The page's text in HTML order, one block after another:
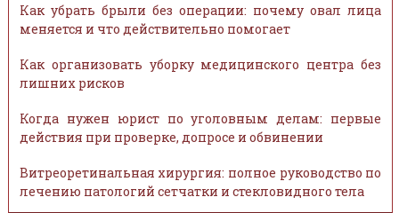
Как убрать брыли без операции: почему овал лица
меняется и что действительно помогает
Как организовать уборку медицинского центра без
лишних рисков
Когда нужен юрист по уголовным делам: первые
действия при проверке, допросе и обвинении
Витреоретинальная хирургия: полное руководство по
лечению патологий сетчатки и стекловидного тела